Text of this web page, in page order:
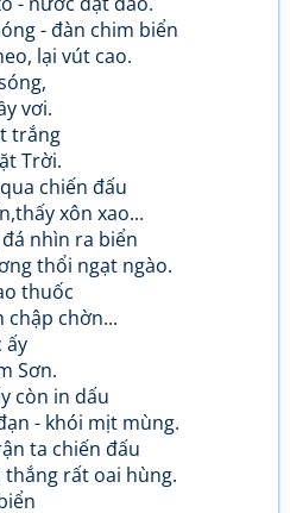
đàn chim biển
vút cao.
vơi.
trắng
Trời.
chiến đấu
xôn xao...
ra biển
ngạt ngào.
thuốc
chập chờn...
ấy
Sơn.
in dấu
khói mịt mùng.
chiến đấu
rất oai hùng.